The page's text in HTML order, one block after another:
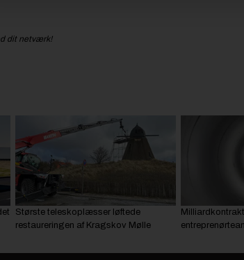
dit netværk!
Største teleskoplæsser løftede
restaureringen af Kragskov Mølle